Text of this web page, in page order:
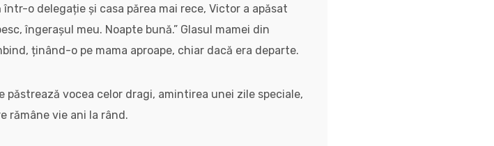
o delegație și casa părea mai rece, Victor a apăsat
îngerașul meu. Noapte bună.” Glasul mamei din
ținând-o pe mama aproape, chiar dacă era departe.
vocea celor dragi, amintirea unei zile speciale,
rămâne vie ani la rând.